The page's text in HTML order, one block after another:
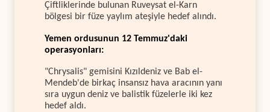
Çiftliklerinde bulunan Ruveysat el-Karn
bölgesi bir füze yaylım ateşiyle hedef alındı.
Yemen ordusunun 12 Temmuz'daki
operasyonları:
"Chrysalis" gemisini Kızıldeniz ve Bab el-
Mendeb'de birkaç insansız hava aracının yanı
sıra uygun deniz ve balistik füzelerle iki kez
hedef aldı.